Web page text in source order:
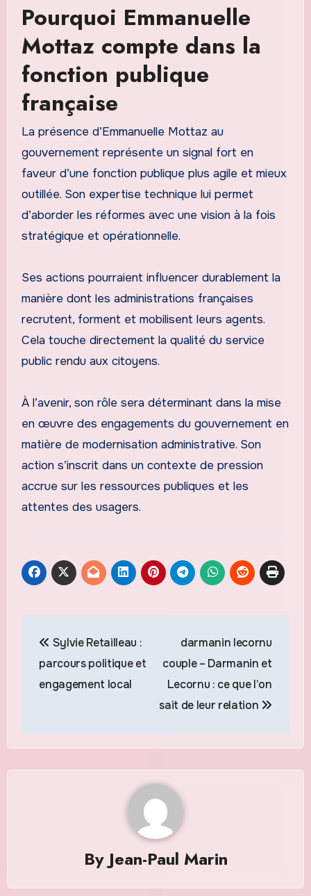
Pourquoi Emmanuelle
Mottaz compte dans la
fonction publique
française
La présence d’Emmanuelle Mottaz au
gouvernement représente un signal fort en
faveur d’une fonction publique plus agile et mieux
outillée. Son expertise technique lui permet
d’aborder les réformes avec une vision à la fois
stratégique et opérationnelle.
Ses actions pourraient influencer durablement la
manière dont les administrations françaises
recrutent, forment et mobilisent leurs agents.
Cela touche directement la qualité du service
public rendu aux citoyens.
À l’avenir, son rôle sera déterminant dans la mise
en œuvre des engagements du gouvernement en
matière de modernisation administrative. Son
action s’inscrit dans un contexte de pression
accrue sur les ressources publiques et les
attentes des usagers.
de
l’article
Sylvie Retailleau :
parcours politique et
engagement local
darmanin lecornu
couple – Darmanin et
Lecornu : ce que l’on
sait de leur relation
ByJean-Paul Marin